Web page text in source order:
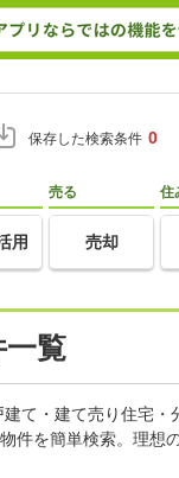
保存した検索条件 0
用
売る
売却
住
覧
て・建て売り住宅・
件を簡単検索。理想